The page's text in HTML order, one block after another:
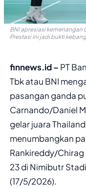
BNI apresiasi kemenangan
Prestasi ini jadi bukti
finnews.id – PT
Tbk atau BNI
pasangan ganda
Carnando/Daniel
gelar juara
menumbangkan
Rankireddy/Chirag
23 di Nimibutr
(17/5/2026).